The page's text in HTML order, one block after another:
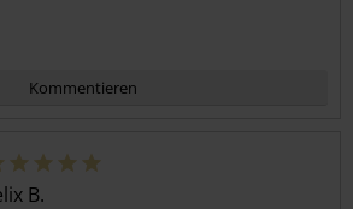
Kommentieren
B.